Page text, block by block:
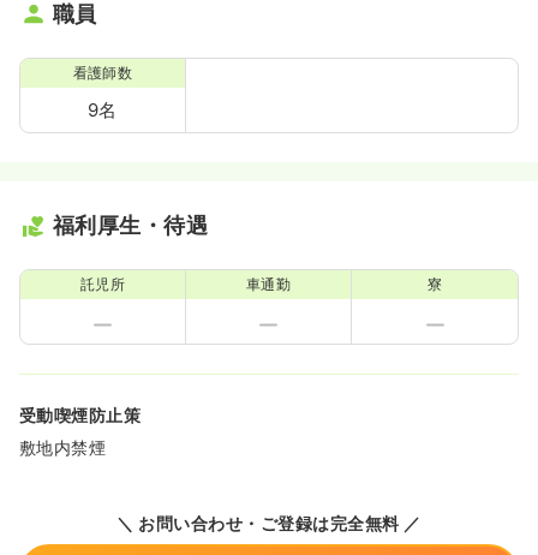
職員
看護師数
9名
福利厚生・待遇
託児所 車通勤 寮
受動喫煙防止策
敷地内禁煙
＼ お問い合わせ・ご登録は完全無料 ／